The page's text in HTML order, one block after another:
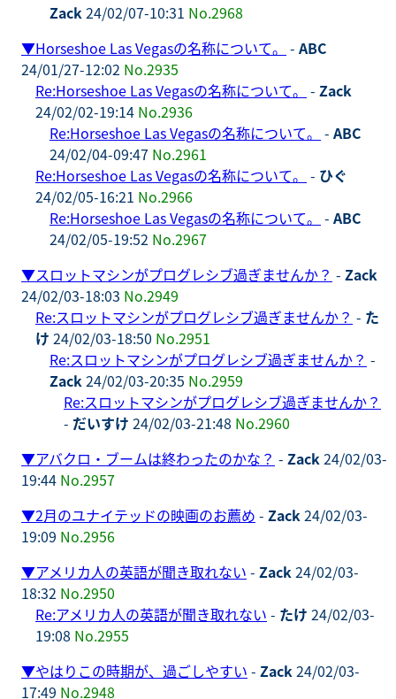
Zack24/02/07-10:31 No.2968
▼Horseshoe Las Vegasの名称について。 - ABC
24/01/27-12:02 No.2935
Re:Horseshoe Las Vegasの名称について。 - Zack
24/02/02-19:14 No.2936
Re:Horseshoe Las Vegasの名称について。 - ABC
24/02/04-09:47 No.2961
Re:Horseshoe Las Vegasの名称について。 - ひぐ
24/02/05-16:21 No.2966
Re:Horseshoe Las Vegasの名称について。 - ABC
24/02/05-19:52 No.2967
▼スロットマシンがプログレシブ過ぎませんか？ - Zack
24/02/03-18:03 No.2949
Re:スロットマシンがプログレシブ過ぎませんか？ - た
け 24/02/03-18:50 No.2951
Re:スロットマシンがプログレシブ過ぎませんか？ -
Zack24/02/03-20:35 No.2959
Re:スロットマシンがプログレシブ過ぎませんか？
- だいすけ 24/02/03-21:48 No.2960
▼アバクロ・ブームは終わったのかな？ - Zack24/02/03-
19:44 No.2957
▼2月のユナイテッドの映画のお薦め - Zack24/02/03-
19:09 No.2956
▼アメリカ人の英語が聞き取れない - Zack24/02/03-
18:32 No.2950
Re:アメリカ人の英語が聞き取れない - たけ 24/02/03-
19:08 No.2955
▼やはりこの時期が、過ごしやすい - Zack24/02/03-
17:49 No.2948